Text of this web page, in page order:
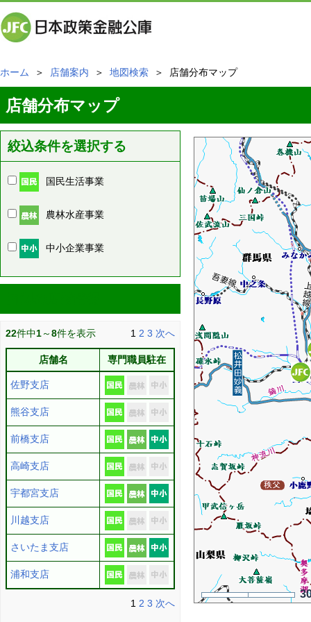
ホーム ＞ 店舗案内 ＞ 地図検索 ＞ 店舗分布マップ
店舗分布マップ
絞込条件を選択する
国民生活事業
農林水産事業
中小企業事業
22件中1～8件を表示 1 2 3 次へ
店舗名 専門職員駐在
佐野支店
熊谷支店
前橋支店
高崎支店
宇都宮支店
川越支店
さいたま支店
浦和支店
1 2 3 次へ